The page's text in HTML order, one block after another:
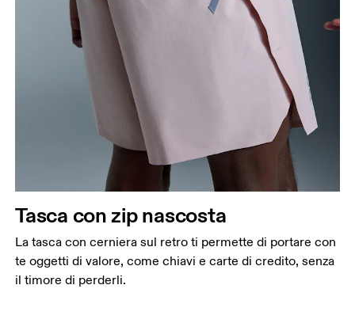
Tasca con zip nascosta
La tasca con cerniera sul retro ti permette di portare con
te oggetti di valore, come chiavi e carte di credito, senza
il timore di perderli.